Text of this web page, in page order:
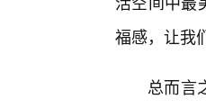
福感，让我
总而言